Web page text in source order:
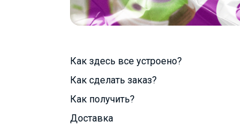
Как здесь все устроено?
Как сделать заказ?
Как получить?
Доставка